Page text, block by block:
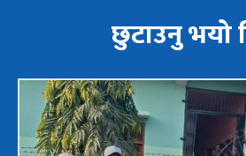
छुटाउनु भयो